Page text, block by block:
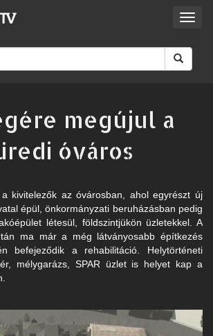
megújul a
óváros
kivitelezők az óvárosban, ahol egyrészt új
épül, önkormányzati beruházásban pedig
létesül, földszintjükön üzletekkel. A
ma már a még látványosabb építkezés
befejeződik a rehabilitáció. Helytörténeti
mélygarázs, SPAR üzlet is helyet kap a